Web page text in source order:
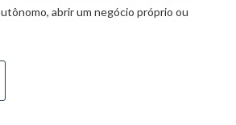
abrir um negócio próprio ou